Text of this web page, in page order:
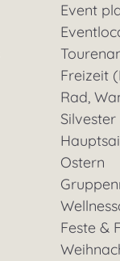
Event
Freizeit
Rad,
Silvester
Ostern
Feste &